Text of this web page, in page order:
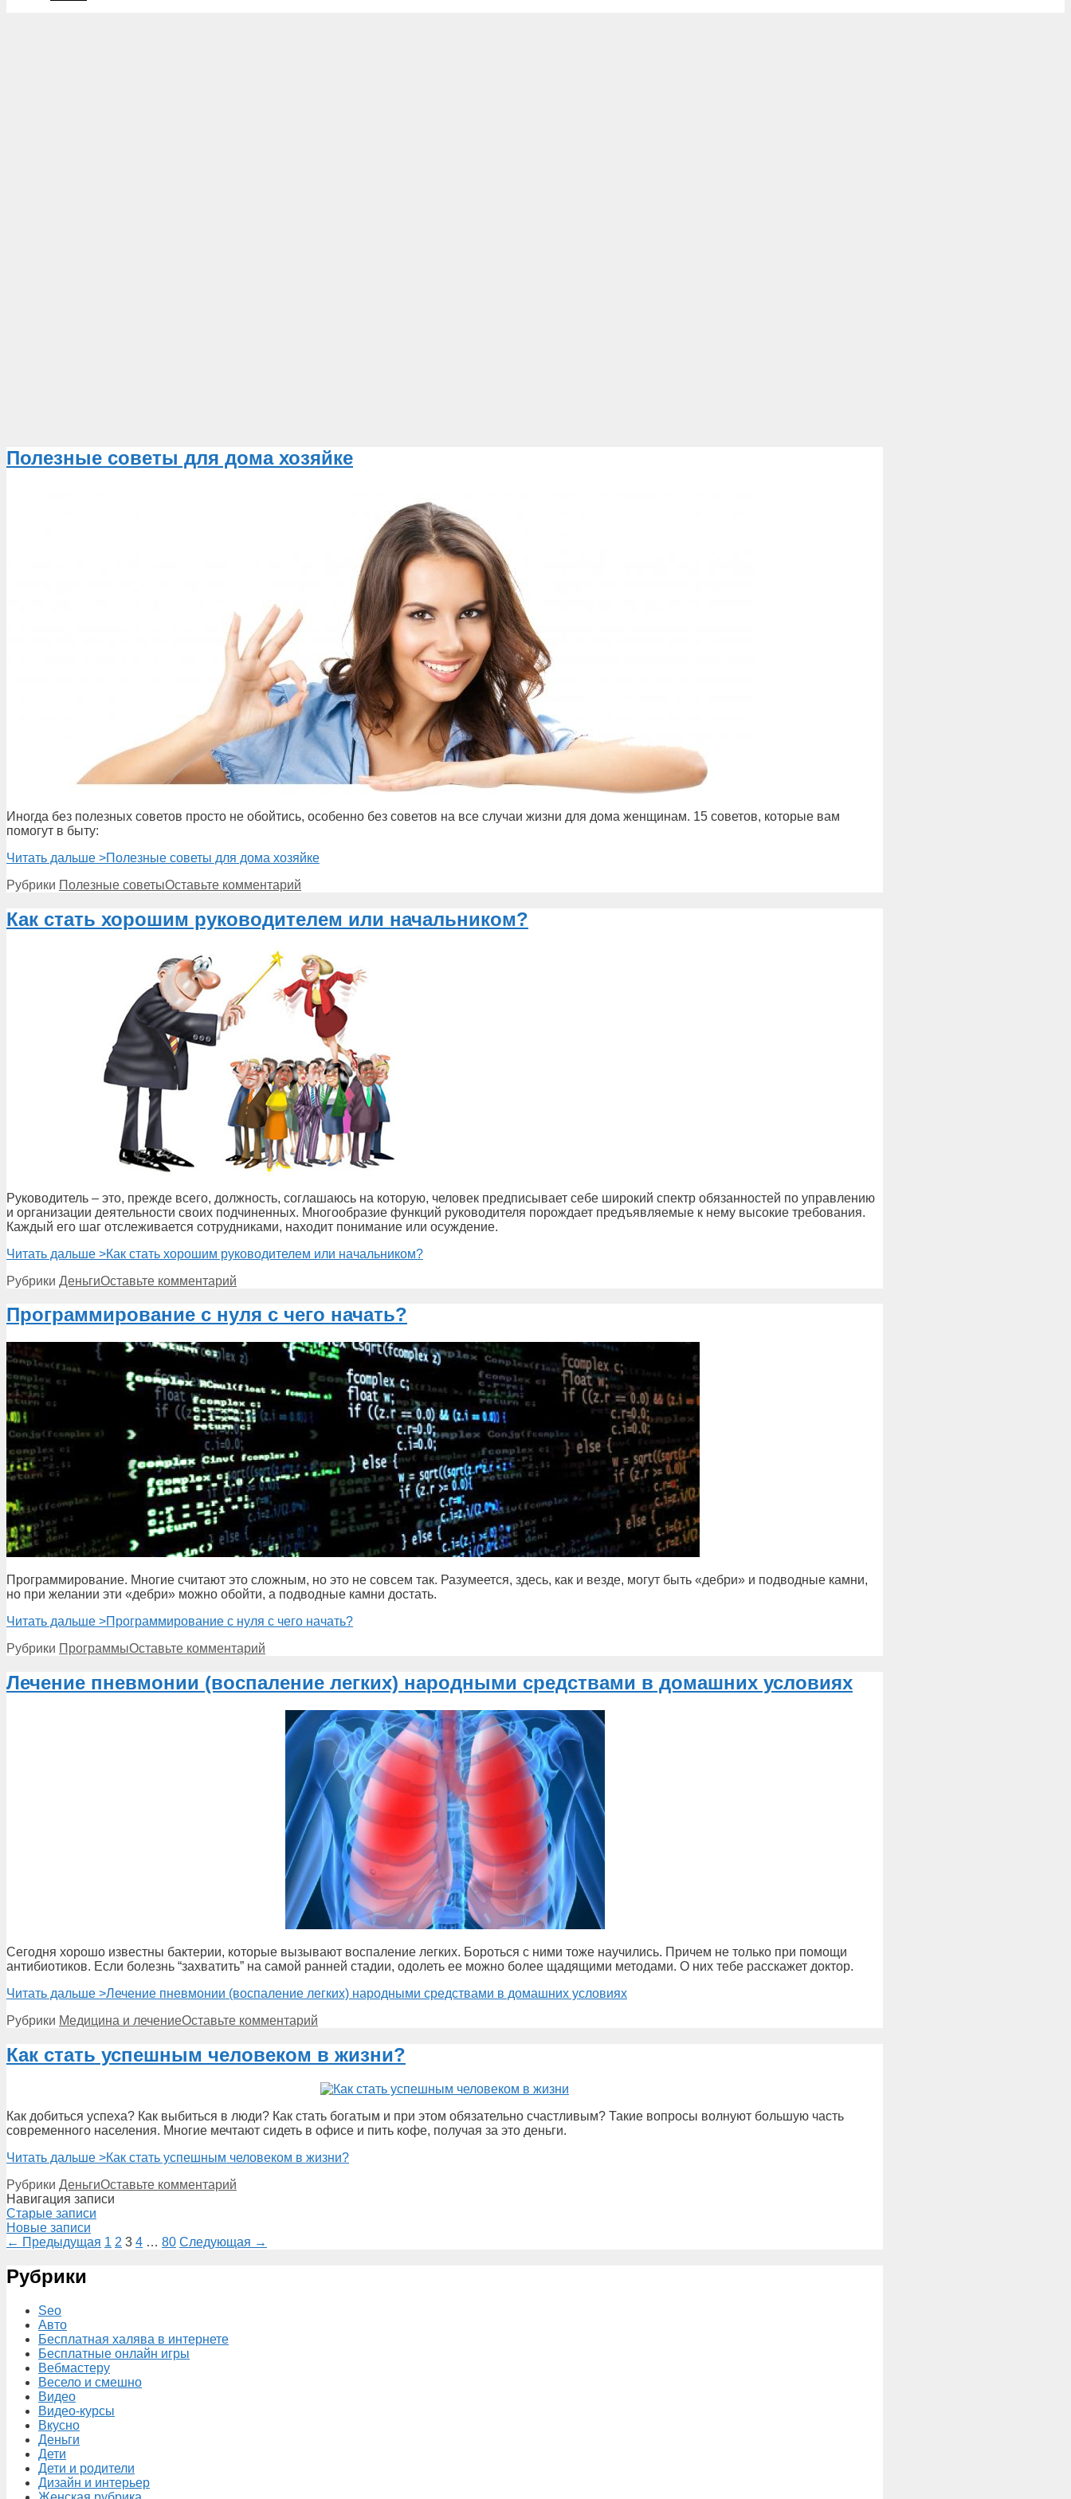
Полезные советы для дома хозяйке
Иногда без полезных советов просто не обойтись, особенно без советов на все случаи жизни для дома женщинам. 15 советов, которые вам
помогут в быту:
Читать дальше >Полезные советы для дома хозяйке
Рубрики Полезные советыОставьте комментарий
Как стать хорошим руководителем или начальником?
Руководитель – это, прежде всего, должность, соглашаюсь на которую, человек предписывает себе широкий спектр обязанностей по управлению
и организации деятельности своих подчиненных. Многообразие функций руководителя порождает предъявляемые к нему высокие требования.
Каждый его шаг отслеживается сотрудниками, находит понимание или осуждение.
Читать дальше >Как стать хорошим руководителем или начальником?
Рубрики ДеньгиОставьте комментарий
Программирование с нуля с чего начать?
Программирование. Многие считают это сложным, но это не совсем так. Разумеется, здесь, как и везде, могут быть «дебри» и подводные камни,
но при желании эти «дебри» можно обойти, а подводные камни достать.
Читать дальше >Программирование с нуля с чего начать?
Рубрики ПрограммыОставьте комментарий
Лечение пневмонии (воспаление легких) народными средствами в домашних условиях
Сегодня хорошо известны бактерии, которые вызывают воспаление легких. Бороться с ними тоже научились. Причем не только при помощи
антибиотиков. Если болезнь “захватить” на самой ранней стадии, одолеть ее можно более щадящими методами. О них тебе расскажет доктор.
Читать дальше >Лечение пневмонии (воспаление легких) народными средствами в домашних условиях
Рубрики Медицина и лечениеОставьте комментарий
Как стать успешным человеком в жизни?
Как добиться успеха? Как выбиться в люди? Как стать богатым и при этом обязательно счастливым? Такие вопросы волнуют большую часть
современного населения. Многие мечтают сидеть в офисе и пить кофе, получая за это деньги.
Читать дальше >Как стать успешным человеком в жизни?
Рубрики ДеньгиОставьте комментарий
Навигация записи
Старые записи
Новые записи
← Предыдущая 1 2 3 4 … 80 Следующая →
Рубрики
Seo
Авто
Бесплатная халява в интернете
Бесплатные онлайн игры
Вебмастеру
Весело и смешно
Видео
Видео-курсы
Вкусно
Деньги
Дети
Дети и родители
Дизайн и интерьер